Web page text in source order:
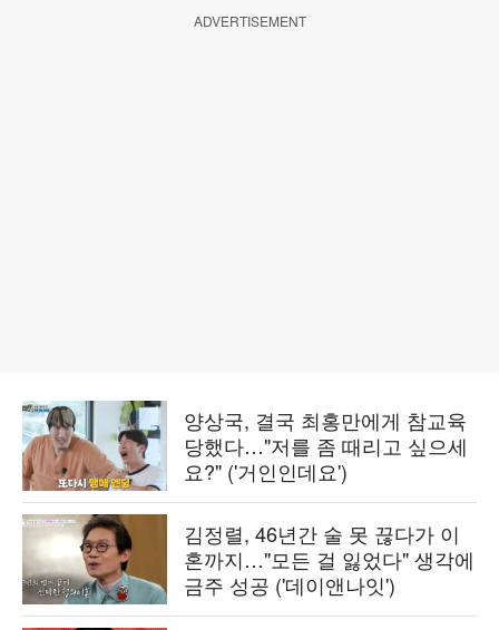
ADVERTISEMENT
양상국, 결국 최홍만에게 참교육
당했다…"저를 좀 때리고 싶으세
요?" ('거인인데요')
김정렬, 46년간 술 못 끊다가 이
혼까지…"모든 걸 잃었다" 생각에
금주 성공 ('데이앤나잇')